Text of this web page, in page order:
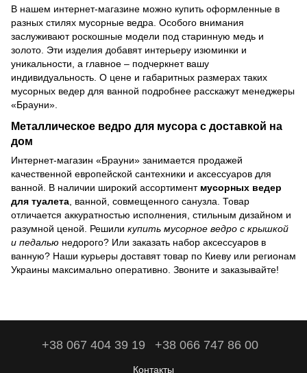
В нашем интернет-магазине можно купить оформленные в
разных стилях мусорные ведра. Особого внимания
заслуживают роскошные модели под старинную медь и
золото. Эти изделия добавят интерьеру изюминки и
уникальности, а главное – подчеркнет вашу
индивидуальность. О цене и габаритных размерах таких
мусорных ведер для ванной подробнее расскажут менеджеры
«Брауни».
Металлическое ведро для мусора с доставкой на
дом
Интернет-магазин «Брауни» занимается продажей
качественной европейской сантехники и аксессуаров для
ванной. В наличии широкий ассортимент мусорных ведер
для туалета , ванной, совмещенного санузла. Товар
отличается аккуратностью исполнения, стильным дизайном и
разумной ценой. Решили купить мусорное ведро с крышкой
и педалью недорого? Или заказать набор аксессуаров в
ванную? Наши курьеры доставят товар по Киеву или регионам
Украины максимально оперативно. Звоните и заказывайте!
+38 067 404 39 19 +38 066 747 86 00
Контакты